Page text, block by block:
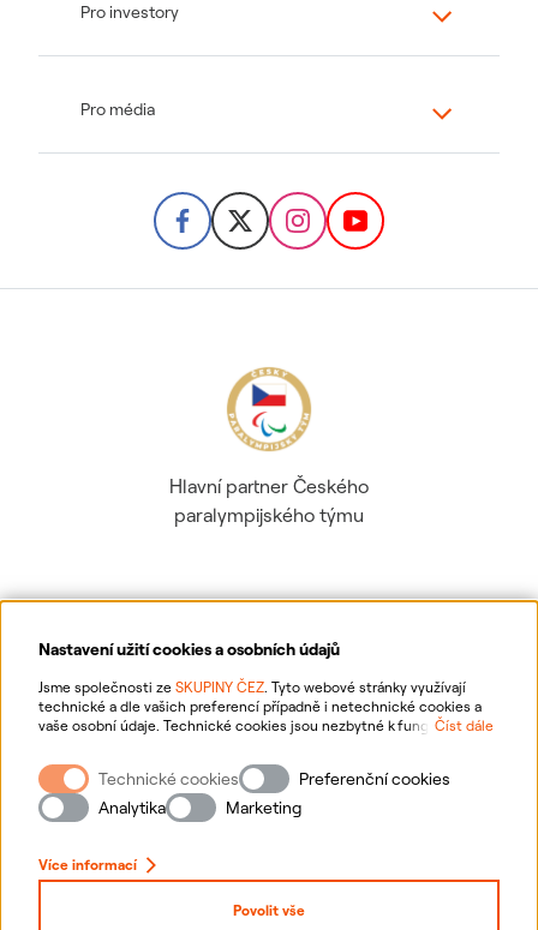
Nastavení užití cookies a osobních údajů
Jsme společnosti ze SKUPINY ČEZ. Tyto webové stránky využívají
technické a dle vašich preferencí případně i netechnické cookies a
vaše osobní údaje. Technické cookies jsou nezbytné k fungování
webové stránky vašim preferencím, k personalizaci reklam a analytice.
Pro sběr a zpracování netechnických cookies a vašich osobních údajů
nám můžete udělit souhlas. Bližší informace o vašich právech,
zpracování osobních údajů, včetně možnosti odvolání udělených
Číst dále
Technické cookies
Preferenční cookies
Analytika
Marketing
Více informací
Povolit vše
Pro investory
Pro média
Hlavní partner Českého
paralympijského týmu
Ochrana osobních údajů
Informace o webu
Nastavení cookies
Přihlásit se